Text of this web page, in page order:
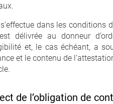
dans les
délivrée au donneur
et, le cas échéant, a
et le contenu de
de l’obligation de